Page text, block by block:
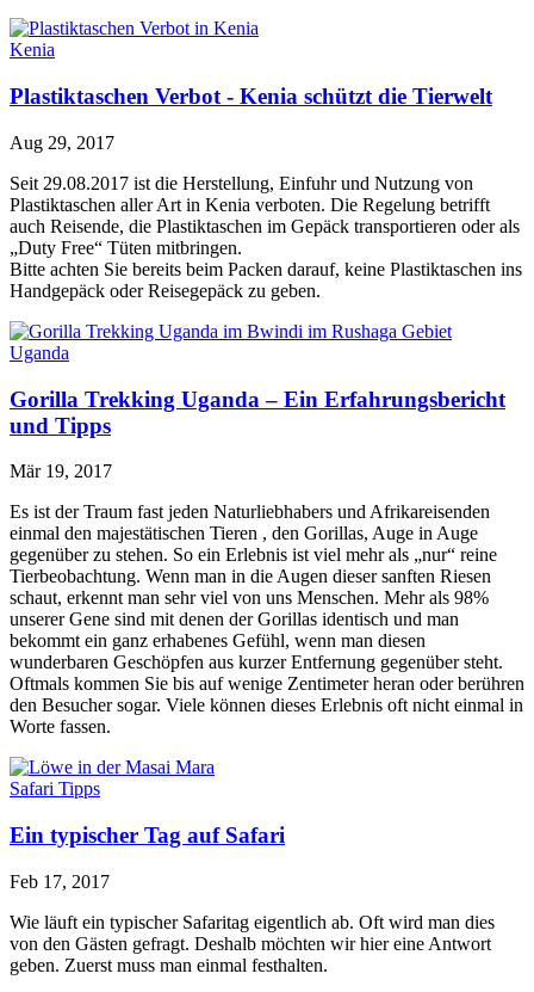
Kenia
Plastiktaschen Verbot - Kenia schützt die Tierwelt
Aug 29, 2017
Seit 29.08.2017 ist die Herstellung, Einfuhr und Nutzung von
Plastiktaschen aller Art in Kenia verboten. Die Regelung betrifft
auch Reisende, die Plastiktaschen im Gepäck transportieren oder als
„Duty Free“ Tüten mitbringen.
Bitte achten Sie bereits beim Packen darauf, keine Plastiktaschen ins
Handgepäck oder Reisegepäck zu geben.
Uganda
Gorilla Trekking Uganda – Ein Erfahrungsbericht
und Tipps
Mär 19, 2017
Es ist der Traum fast jeden Naturliebhabers und Afrikareisenden
einmal den majestätischen Tieren , den Gorillas, Auge in Auge
gegenüber zu stehen. So ein Erlebnis ist viel mehr als „nur“ reine
Tierbeobachtung. Wenn man in die Augen dieser sanften Riesen
schaut, erkennt man sehr viel von uns Menschen. Mehr als 98%
unserer Gene sind mit denen der Gorillas identisch und man
bekommt ein ganz erhabenes Gefühl, wenn man diesen
wunderbaren Geschöpfen aus kurzer Entfernung gegenüber steht.
Oftmals kommen Sie bis auf wenige Zentimeter heran oder berühren
den Besucher sogar. Viele können dieses Erlebnis oft nicht einmal in
Worte fassen.
Safari Tipps
Ein typischer Tag auf Safari
Feb 17, 2017
Wie läuft ein typischer Safaritag eigentlich ab. Oft wird man dies
von den Gästen gefragt. Deshalb möchten wir hier eine Antwort
geben. Zuerst muss man einmal festhalten.